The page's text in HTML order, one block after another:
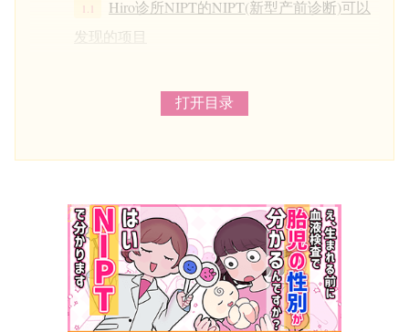
Hiro诊所NIPT的NIPT(新型产前诊断)可以
发现的项目
妊娠13周母亲的身体状况
腰痛
头痛
流产的风险
妊娠13周时的检查
孕期检查
打开目录